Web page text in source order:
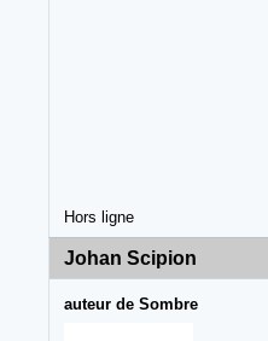
Hors ligne
Johan Scipion
auteur de Sombre